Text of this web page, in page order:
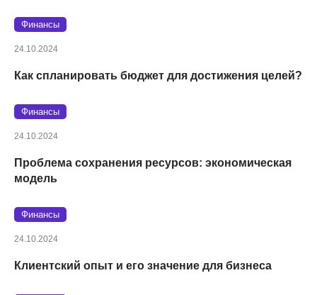
Финансы
24.10.2024
Как спланировать бюджет для достижения целей?
Финансы
24.10.2024
Проблема сохранения ресурсов: экономическая
модель
Финансы
24.10.2024
Клиентский опыт и его значение для бизнеса